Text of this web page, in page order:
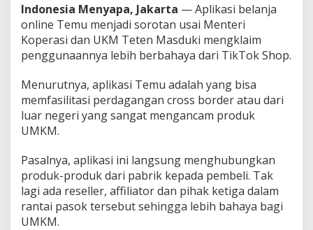
i
r
i
A
p
i
k
a
s
e
m
u
y
a
Indonesia Menyapa, Jakarta — Aplikasi belanja
online Temu menjadi sorotan usai Menteri
Koperasi dan UKM Teten Masduki mengklaim
penggunaannya lebih berbahaya dari TikTok Shop.
Menurutnya, aplikasi Temu adalah yang bisa
memfasilitasi perdagangan cross border atau dari
luar negeri yang sangat mengancam produk
UMKM.
Pasalnya, aplikasi ini langsung menghubungkan
produk-produk dari pabrik kepada pembeli. Tak
lagi ada reseller, affiliator dan pihak ketiga dalam
rantai pasok tersebut sehingga lebih bahaya bagi
UMKM.